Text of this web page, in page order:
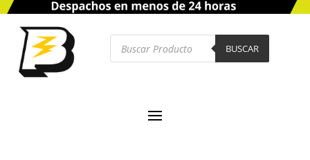
Búsqueda
productos
BUSCAR